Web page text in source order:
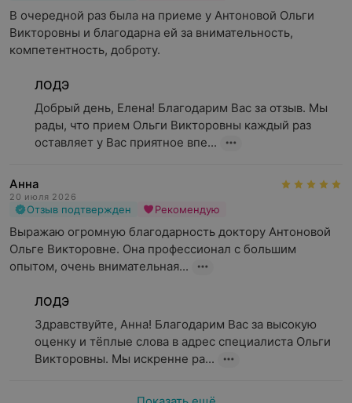
В очередной раз была на приеме у Антоновой Ольги
Викторовны и благодарна ей за внимательность,
компетентность, доброту.
ЛОДЭ
Добрый день, Елена! Благодарим Вас за отзыв. Мы
рады, что прием Ольги Викторовны каждый раз
оставляет у Вас приятное впе...
Анна
20 июля 2026
Отзыв подтвержден Рекомендую
Выражаю огромную благодарность доктору Антоновой
Ольге Викторовне. Она профессионал с большим
опытом, очень внимательная...
ЛОДЭ
Здравствуйте, Анна! Благодарим Вас за высокую
оценку и тёплые слова в адрес специалиста Ольги
Викторовны. Мы искренне ра...